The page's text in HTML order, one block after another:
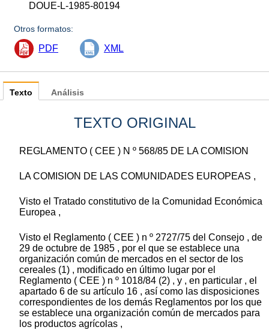
DOUE-L-1985-80194
Otros formatos:
PDF XML
Texto
TEXTO ORIGINAL
REGLAMENTO ( CEE ) N º 568/85 DE LA COMISION
LA COMISION DE LAS COMUNIDADES EUROPEAS ,
Visto el Tratado constitutivo de la Comunidad Económica
Europea ,
Visto el Reglamento ( CEE ) n º 2727/75 del Consejo , de
29 de octubre de 1985 , por el que se establece una
organización común de mercados en el sector de los
cereales (1) , modificado en último lugar por el
Reglamento ( CEE ) n º 1018/84 (2) , y , en particular , el
apartado 6 de su artículo 16 , así como las disposiciones
correspondientes de los demás Reglamentos por los que
se establece una organización común de mercados para
los productos agrícolas ,
Análisis